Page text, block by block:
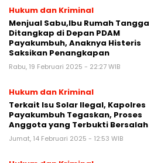
Hukum dan Kriminal
Menjual Sabu,Ibu Rumah Tangga
Ditangkap di Depan PDAM
Payakumbuh, Anaknya Histeris
Saksikan Penangkapan
Rabu, 19 Februari 2025 - 22:27 WIB
Hukum dan Kriminal
Terkait Isu Solar Ilegal, Kapolres
Payakumbuh Tegaskan, Proses
Anggota yang Terbukti Bersalah
Jumat, 14 Februari 2025 - 12:53 WIB